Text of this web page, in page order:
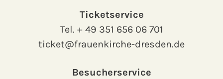
Ticketservice
Tel. + 49 351 656 06 701
ticket@frauenkirche-dresden.de
Besucherservice